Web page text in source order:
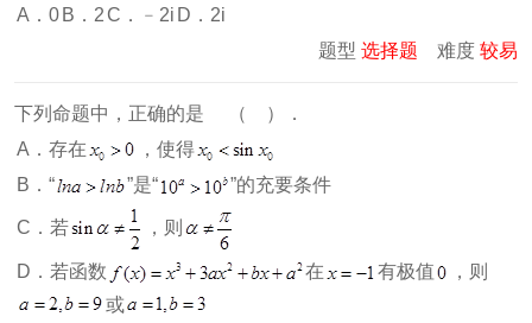
A．0 B．2C．﹣2i D．2i
题型 选择题 难度 较易
下列命题中，正确的是 （ ）．
A．存在
，使得
B．“
”是“ ”的充要条件
C．若 ，则
D．若函数 在 有极值
，则
或